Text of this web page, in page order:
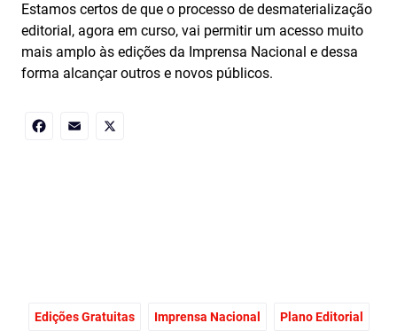
Estamos certos de que o processo de desmaterialização
editorial, agora em curso, vai permitir um acesso muito
mais amplo às edições da Imprensa Nacional e dessa
forma alcançar outros e novos públicos.
Edições Gratuitas Imprensa Nacional Plano Editorial